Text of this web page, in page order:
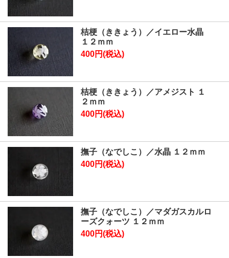
桔梗（ききょう）／イエロー水晶
１２ｍｍ
400円(税込)
桔梗（ききょう）／アメジスト １
２ｍｍ
400円(税込)
撫子（なでしこ）／水晶 １２ｍｍ
400円(税込)
撫子（なでしこ）／マダガスカルロ
ーズクォーツ １２ｍｍ
400円(税込)